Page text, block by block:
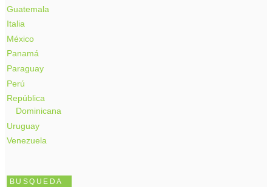
Guatemala
Italia
México
Panamá
Paraguay
Perú
República
Dominicana
Uruguay
Venezuela
BUSQUEDA